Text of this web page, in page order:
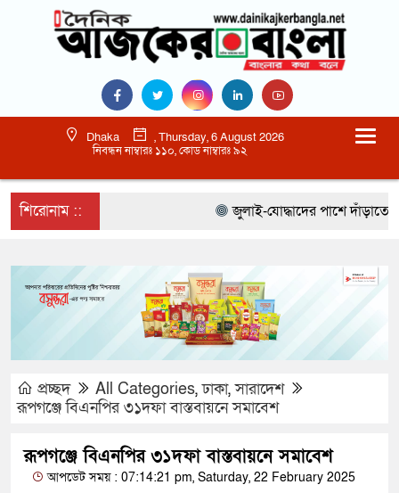
Dhaka
, Thursday, 6 August 2026
নিবন্ধন নাম্বারঃ ১১০, কোড নাম্বারঃ ৯২
শিরোনাম :: জুলাই-যোদ্ধাদের পাশে দাঁড়াতে হবে
প্রচ্ছদ All Categories,ঢাকা,সারাদেশ
রূপগঞ্জে বিএনপির ৩১দফা বাস্তবায়নে সমাবেশ
রূপগঞ্জে বিএনপির ৩১দফা বাস্তবায়নে সমাবেশ
আপডেট সময় : 07:14:21 pm, Saturday, 22 February 2025